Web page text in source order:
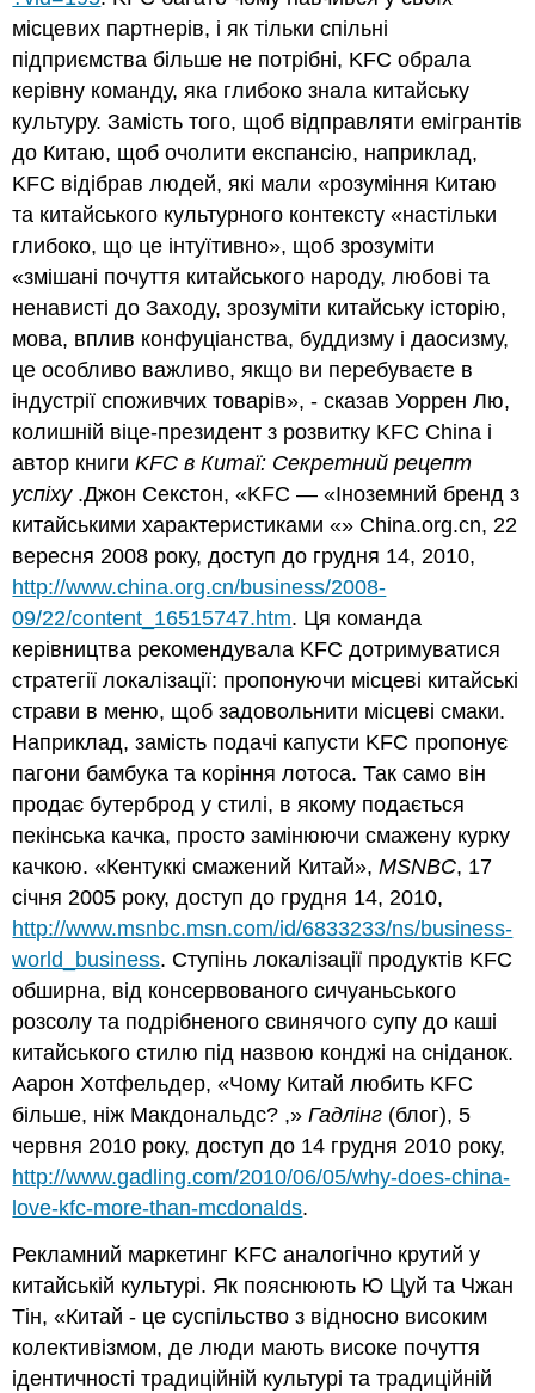
місцевих партнерів, і як тільки спільні
підприємства більше не потрібні, KFC обрала
керівну команду, яка глибоко знала китайську
культуру. Замість того, щоб відправляти емігрантів
до Китаю, щоб очолити експансію, наприклад,
KFC відібрав людей, які мали «розуміння Китаю
та китайського культурного контексту «настільки
глибоко, що це інтуїтивно», щоб зрозуміти
«змішані почуття китайського народу, любові та
ненависті до Заходу, зрозуміти китайську історію,
мова, вплив конфуціанства, буддизму і даосизму,
це особливо важливо, якщо ви перебуваєте в
індустрії споживчих товарів», - сказав Уоррен Лю,
колишній віце-президент з розвитку KFC China і
автор книгиKFC в Китаї: Секретний рецепт
успіху.Джон Секстон, «KFC — «Іноземний бренд з
китайськими характеристиками «» China.org.cn, 22
вересня 2008 року, доступ до грудня 14, 2010,
http://www.china.org.cn/business/2008-
09/22/content_16515747.htm. Ця команда
керівництва рекомендувала KFC дотримуватися
стратегії локалізації: пропонуючи місцеві китайські
страви в меню, щоб задовольнити місцеві смаки.
Наприклад, замість подачі капусти KFC пропонує
пагони бамбука та коріння лотоса. Так само він
продає бутерброд у стилі, в якому подається
пекінська качка, просто замінюючи смажену курку
качкою. «Кентуккі смажений Китай»,MSNBC, 17
січня 2005 року, доступ до грудня 14, 2010,
http://www.msnbc.msn.com/id/6833233/ns/business-
world_business. Ступінь локалізації продуктів KFC
обширна, від консервованого сичуаньського
розсолу та подрібненого свинячого супу до каші
китайського стилю під назвою конджі на сніданок.
Аарон Хотфельдер, «Чому Китай любить KFC
більше, ніж Макдональдс? ,»Гадлінг (блог), 5
червня 2010 року, доступ до 14 грудня 2010 року,
http://www.gadling.com/2010/06/05/why-does-china-
love-kfc-more-than-mcdonalds.
Рекламний маркетинг KFC аналогічно крутий у
китайській культурі. Як пояснюють Ю Цуй та Чжан
Тін, «Китай - це суспільство з відносно високим
колективізмом, де люди мають високе почуття
ідентичності традиційній культурі та традиційній